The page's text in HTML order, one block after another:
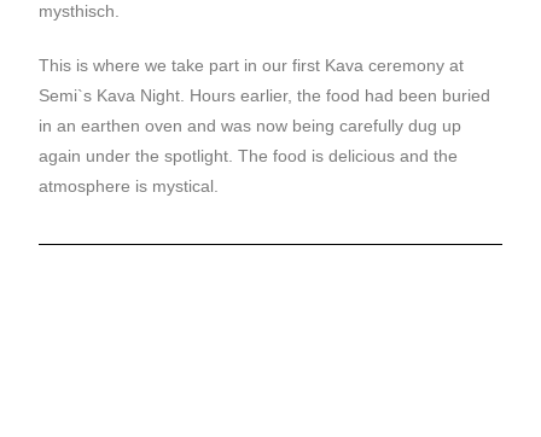
mysthisch.
This is where we take part in our first Kava ceremony at
Semi`s Kava Night. Hours earlier, the food had been buried
in an earthen oven and was now being carefully dug up
again under the spotlight. The food is delicious and the
atmosphere is mystical.